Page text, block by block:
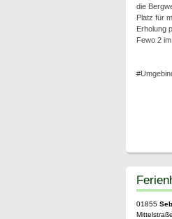
die
Platz für
Erholung
Fewo 2
01855